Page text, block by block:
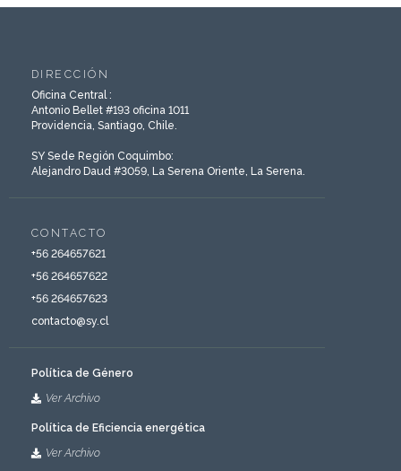
DIRECCIÓN
Oficina Central :
Antonio Bellet #193 oficina 1011
Providencia, Santiago, Chile.
SY Sede Región Coquimbo:
Alejandro Daud #3059, La Serena Oriente, La Serena.
CONTACTO
‎+56 264657621
+56 264657622
‎+56 264657623
contacto@sy.cl
Política de Género
Ver Archivo
Política de Eficiencia energética
Ver Archivo